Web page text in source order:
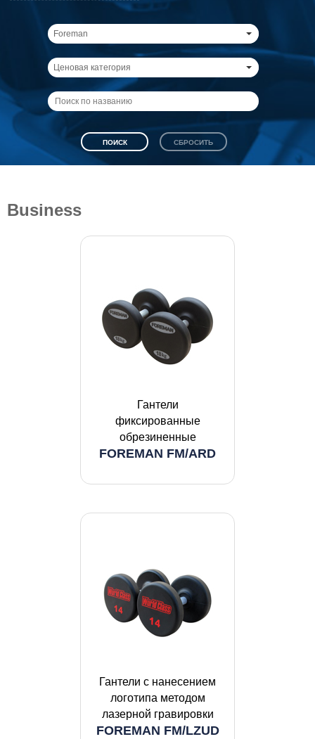
Foreman
Ценовая категория
Business
Гантели
фиксированные
обрезиненные
FOREMAN FM/ARD
Гантели с нанесением
логотипа методом
лазерной гравировки
FOREMAN FM/LZUD